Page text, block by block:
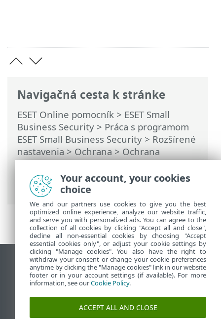
Navigačná cesta k stránke
ESET Online pomocník > ESET Small
Business Security > Práca s programom
ESET Small Business Security > Rozšírené
nastavenia>Ochrana>Ochrana
sieťového pripojenia>Ochrana pred
sieťovými útokmi (IDS)> Ochrana pred
útokmi hrubou silou
Zobraziť stránku ako na počítači
End of Life
Databáza znalostí ESET
ESET Fórum
ESET Status Portal
Your account, your cookies
choice
We and our partners use cookies to give you the best
optimized online experience, analyze our website traffic,
and serve you with personalized ads. You can agree to the
collection of all cookies by clicking "Accept all and close",
decline all non-essential cookies by choosing "Accept
essential cookies only", or adjust your cookie settings by
clicking "Manage cookies". You also have the right to
withdraw your consent or change your cookie preferences
anytime by clicking the "Manage cookies" link in our website
footer or in your account settings (if available). For more
information, see ourCookie Policy.
ACCEPT ALL AND CLOSE